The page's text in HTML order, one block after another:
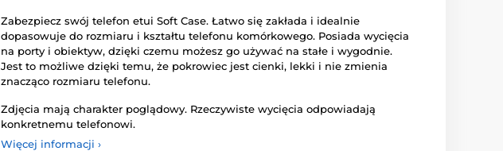
Zabezpiecz swój telefon etui Soft Case. Łatwo się zakłada i idealnie
dopasowuje do rozmiaru i kształtu telefonu komórkowego. Posiada wycięcia
na porty i obiektyw, dzięki czemu możesz go używać na stałe i wygodnie.
Jest to możliwe dzięki temu, że pokrowiec jest cienki, lekki i nie zmienia
znacząco rozmiaru telefonu.
Zdjęcia mają charakter poglądowy. Rzeczywiste wycięcia odpowiadają
konkretnemu telefonowi.
Więcej informacji ›